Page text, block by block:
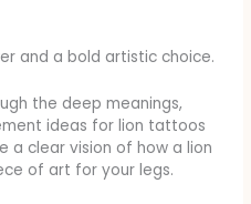
and a bold artistic choice.
the deep meanings,
ideas for lion tattoos
a clear vision of how a lion
of art for your legs.